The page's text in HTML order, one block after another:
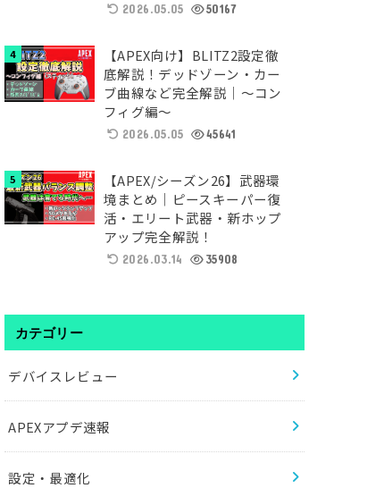
2026.05.05 50167
【APEX向け】BLITZ2設定徹
底解説！デッドゾーン・カー
ブ曲線など完全解説｜～コン
フィグ編～
2026.05.05 45641
【APEX/シーズン26】武器環
境まとめ｜ピースキーパー復
活・エリート武器・新ホップ
アップ完全解説！
2026.03.14 35908
カテゴリー
デバイスレビュー
APEXアプデ速報
設定・最適化